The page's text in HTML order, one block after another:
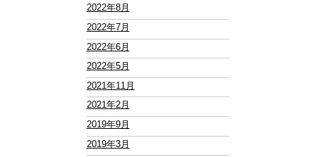
2022年8月
2022年7月
2022年6月
2022年5月
2021年11月
2021年2月
2019年9月
2019年3月